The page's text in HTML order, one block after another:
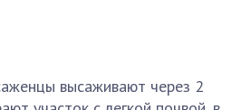
высаживают через 2